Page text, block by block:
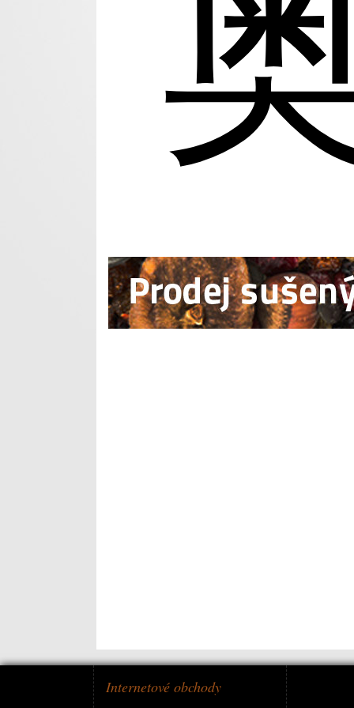
Internetové obchody